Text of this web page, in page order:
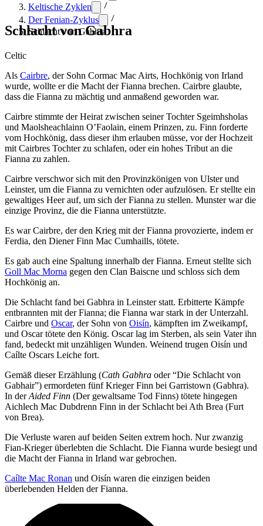
Keltische Zyklen
Der Fenian-Zyklus
Schlacht von Gabhra
Schlacht von Gabhra
Celtic
Als Cairbre, der Sohn Cormac Mac Airts, Hochkönig von Irland
wurde, wollte er die Macht der Fianna brechen. Cairbre glaubte,
dass die Fianna zu mächtig und anmaßend geworden war.
Cairbre stimmte der Heirat zwischen seiner Tochter Sgeimhsholas
und Maolsheachlainn O’Faolain, einem Prinzen, zu. Finn forderte
vom Hochkönig, dass dieser ihm erlauben müsse, vor der Hochzeit
mit Cairbres Tochter zu schlafen, oder ein hohes Tribut an die
Fianna zu zahlen.
Cairbre verschwor sich mit den Provinzkönigen von Ulster und
Leinster, um die Fianna zu vernichten oder aufzulösen. Er stellte ein
gewaltiges Heer auf, um sich der Fianna zu stellen. Munster war die
einzige Provinz, die die Fianna unterstützte.
Es war Cairbre, der den Krieg mit der Fianna provozierte, indem er
Ferdia, den Diener Finn Mac Cumhaills, tötete.
Es gab auch eine Spaltung innerhalb der Fianna. Erneut stellte sich
Goll Mac Morna gegen den Clan Baiscne und schloss sich dem
Hochkönig an.
Die Schlacht fand bei Gabhra in Leinster statt. Erbitterte Kämpfe
entbrannten mit der Fianna; die Fianna war stark in der Unterzahl.
Cairbre und Oscar, der Sohn von Oisín, kämpften im Zweikampf,
und Oscar tötete den König. Oscar lag im Sterben, als sein Vater ihn
fand, bedeckt mit unzähligen Wunden. Weinend trugen Oisín und
Caílte Oscars Leiche fort.
Gemäß dieser Erzählung (Cath Gabhra oder “Die Schlacht von
Gabhair”) ermordeten fünf Krieger Finn bei Garristown (Gabhra).
In derAided Finn (Der gewaltsame Tod Finns) tötete hingegen
Aichlech Mac Dubdrenn Finn in der Schlacht bei Ath Brea (Furt
von Brea).
Die Verluste waren auf beiden Seiten extrem hoch. Nur zwanzig
Fian-Krieger überlebten die Schlacht. Die Fianna wurde besiegt und
die Macht der Fianna in Irland war gebrochen.
Caílte Mac Ronan und Oisín waren die einzigen beiden
überlebenden Helden der Fianna.